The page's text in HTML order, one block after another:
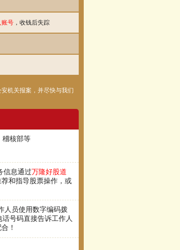
账号 ，收钱后失踪
机关报案，并尽快与我们
稽核部等
信息通过万隆好股道
和指导股票操作，或
人员使用数字编码拨
号码直接告诉工作人
！